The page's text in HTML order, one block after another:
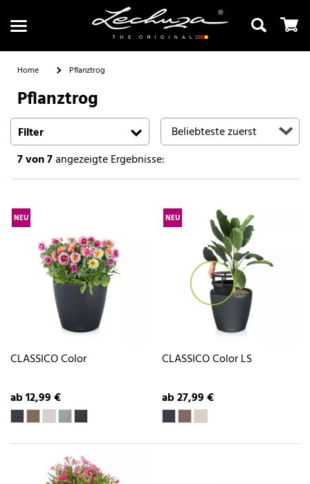
Suchen
Home Pflanztrog
Pflanztrog
Filter
7von 7angezeigte Ergebnisse:
NEU
CLASSICO Color
ab 12,99 €
NEU
CLASSICO Color LS
ab 27,99 €